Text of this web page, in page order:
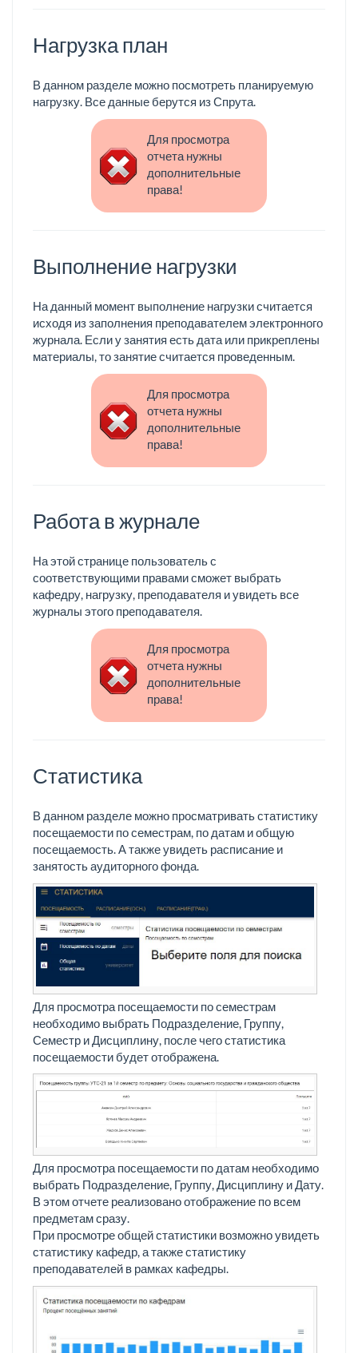
Нагрузка план
В данном разделе можно посмотреть планируемую
нагрузку. Все данные берутся из Спрута.
Для просмотра
отчета нужны
дополнительные
права!
Выполнение нагрузки
На данный момент выполнение нагрузки считается
исходя из заполнения преподавателем электронного
журнала. Если у занятия есть дата или прикреплены
материалы, то занятие считается проведенным.
Для просмотра
отчета нужны
дополнительные
права!
Работа в журнале
На этой странице пользователь с
соответствующими правами сможет выбрать
кафедру, нагрузку, преподавателя и увидеть все
журналы этого преподавателя.
Для просмотра
отчета нужны
дополнительные
права!
Статистика
В данном разделе можно просматривать статистику
посещаемости по семестрам, по датам и общую
посещаемость. А также увидеть расписание и
занятость аудиторного фонда.
Для просмотра посещаемости по семестрам
необходимо выбрать Подразделение, Группу,
Семестр и Дисциплину, после чего статистика
посещаемости будет отображена.
Для просмотра посещаемости по датам необходимо
выбрать Подразделение, Группу, Дисциплину и Дату.
В этом отчете реализовано отображение по всем
предметам сразу.
При просмотре общей статистики возможно увидеть
статистику кафедр, а также статистику
преподавателей в рамках кафедры.